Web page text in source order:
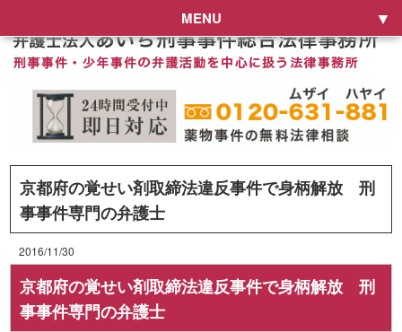
MENU
京都府の覚せい剤取締法違反事件で身柄解放 刑
事事件専門の弁護士
2016/11/30
京都府の覚せい剤取締法違反事件で身柄解放 刑
事事件専門の弁護士